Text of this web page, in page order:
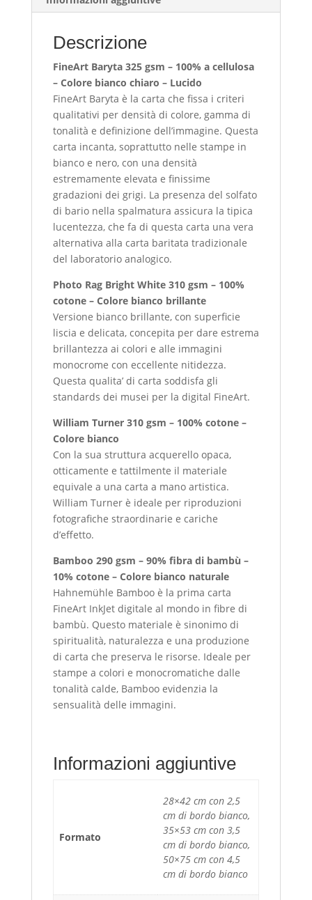
Descrizione
FineArt Baryta 325 gsm – 100% a cellulosa
– Colore bianco chiaro – Lucido
FineArt Baryta è la carta che fissa i criteri
qualitativi per densità di colore, gamma di
tonalità e definizione dell’immagine. Questa
carta incanta, soprattutto nelle stampe in
bianco e nero, con una densità
estremamente elevata e finissime
gradazioni dei grigi. La presenza del solfato
di bario nella spalmatura assicura la tipica
lucentezza, che fa di questa carta una vera
alternativa alla carta baritata tradizionale
del laboratorio analogico.
Photo Rag Bright White 310 gsm – 100%
cotone – Colore bianco brillante
Versione bianco brillante, con superficie
liscia e delicata, concepita per dare estrema
brillantezza ai colori e alle immagini
monocrome con eccellente nitidezza.
Questa qualita’ di carta soddisfa gli
standards dei musei per la digital FineArt.
William Turner 310 gsm – 100% cotone –
Colore bianco
Con la sua struttura acquerello opaca,
otticamente e tattilmente il materiale
equivale a una carta a mano artistica.
William Turner è ideale per riproduzioni
fotografiche straordinarie e cariche
d’effetto.
Bamboo 290 gsm – 90% fibra di bambù –
10% cotone – Colore bianco naturale
Hahnemühle Bamboo è la prima carta
FineArt InkJet digitale al mondo in fibre di
bambù. Questo materiale è sinonimo di
spiritualità, naturalezza e una produzione
di carta che preserva le risorse. Ideale per
stampe a colori e monocromatiche dalle
tonalità calde, Bamboo evidenzia la
sensualità delle immagini.
Informazioni aggiuntive
Formato
28×42 cm con 2,5
cm di bordo bianco,
35×53 cm con 3,5
cm di bordo bianco,
50×75 cm con 4,5
cm di bordo bianco